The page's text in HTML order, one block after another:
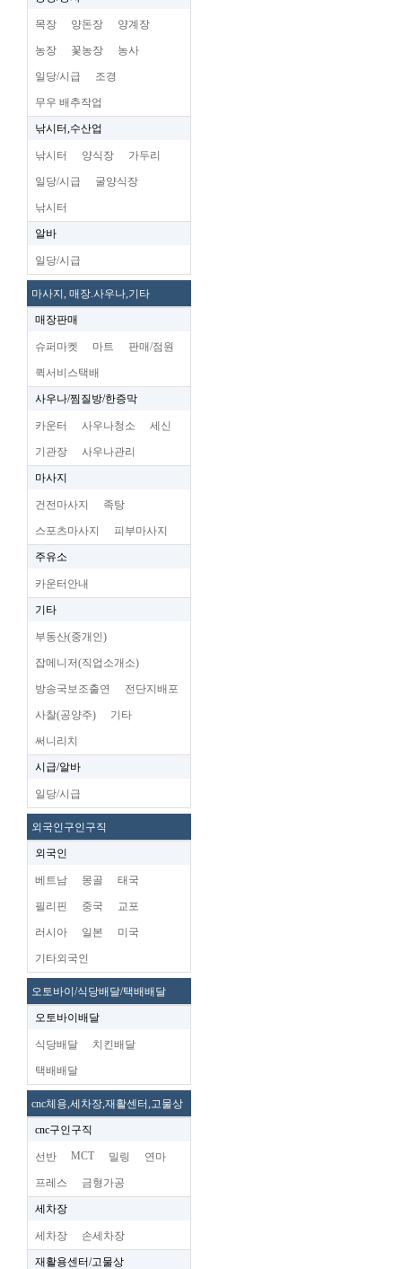
목장 양돈장 양계장
농장 꽃농장 농사
일당/시급 조경
무우 배추작업
낚시터,수산업
낚시터 양식장 가두리
일당/시급 굴양식장
낚시터
알바
일당/시급
마사지, 매장.사우나,기타
매장판매
슈퍼마켓 마트 판매/점원
퀵서비스택배
사우나/찜질방/한증막
카운터 사우나청소 세신
기관장 사우나관리
마사지
건전마사지 족탕
스포츠마사지 피부마사지
주유소
카운터안내
기타
부동산(중개인)
잡메니저(직업소개소)
방송국보조출연 전단지배포
사찰(공양주) 기타
써니리치
시급/알바
일당/시급
외국인구인구직
외국인
베트남 몽골 태국
필리핀 중국 교포
러시아 일본 미국
기타외국인
오토바이/식당배달/택배배달
오토바이배달
식당배달 치킨배달
택배배달
cnc체용,세차장,재활센터,고물상
cnc구인구직
선반 MCT 밀링 연마
프레스 금형가공
세차장
세차장 손세차장
재활용센터/고물상